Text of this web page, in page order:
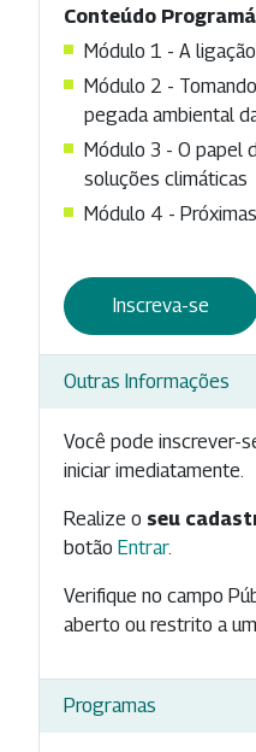
Conteúdo
Módulo 1 - A
Módulo 2 -
pegada ambiental
Módulo 3 - O papel
soluções climáticas
Módulo 4 -
Inscreva-se
Outras Informações
Você pode inscrever-
iniciar imediatamente.
Realize o seu
botão Entrar.
Verifique no campo
aberto ou restrito a
Programas